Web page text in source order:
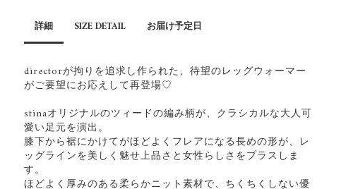
詳細 SIZE DETAIL お届け予定日
directorが拘りを追求し作られた、待望のレッグウォーマー
がご要望にお応えして再登場♡
stinaオリジナルのツィードの編み柄が、クラシカルな大人可
愛い足元を演出。
膝下から裾にかけてがほどよくフレアになる長めの形が、レ
ッグラインを美しく魅せ上品さと女性らしさをプラスしま
す。
ほどよく厚みのある柔らかニット素材で、ちくちくしない優